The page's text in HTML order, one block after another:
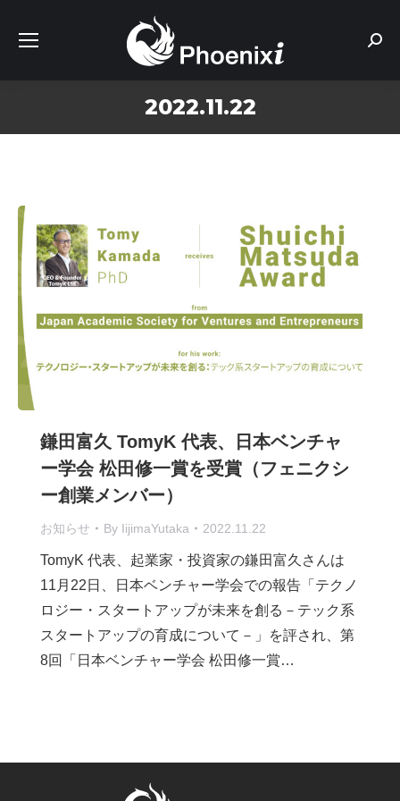
2022.11.22
鎌田富久 TomyK 代表、日本ベンチャ
ー学会 松田修一賞を受賞（フェニクシ
ー創業メンバー）
お知らせ By IijimaYutaka 2022.11.22
TomyK 代表、起業家・投資家の鎌田富久さんは
11月22日、日本ベンチャー学会での報告「テクノ
ロジー・スタートアップが未来を創る－テック系
スタートアップの育成について－」を評され、第
8回「日本ベンチャー学会 松田修一賞…